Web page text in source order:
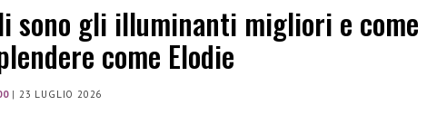
sono gli illuminanti migliori e come
come Elodie
|23 LUGLIO 2026